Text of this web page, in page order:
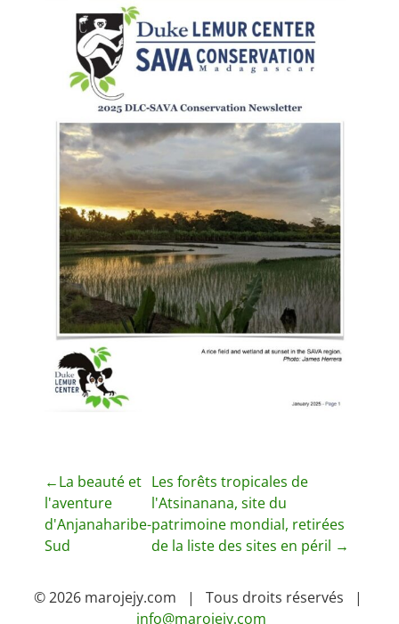
N
a
v
i
←La beauté et
l'aventure
d'Anjanaharibe-
Sud
Les forêts tropicales de
l'Atsinanana, site du
patrimoine mondial, retirées
de la liste des sites en péril →
© 2026 marojejy.com | Tous droits réservés |
info@marojejy.com